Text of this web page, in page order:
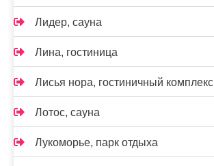
Лидер, сауна
Лина, гостиница
Лисья нора, гостиничный комплекс
Лотос, сауна
Лукоморье, парк отдыха